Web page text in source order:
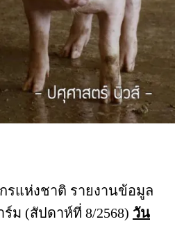
ห่งชาติ รายงานข้อมูล
ม (สัปดาห์ที่ 8/2568) วัน